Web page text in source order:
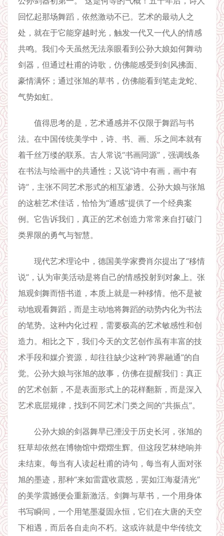
回忆起那场舞蹈，依然激动不已。艺术的最动人之
处，就在于它能穿越时光，触发一代又一代人的情感
共鸣。我们今天虽然无法亲眼看到公孙大娘如何舞动
剑器，但通过杜甫的诗歌，仿佛能感受到剑风拂面、
豪情满怀；通过张旭的草书，仿佛能看到笔走龙蛇、
气势如虹。
值得思考的是，艺术通感并不仅限于舞蹈与书
法。在中国传统美学中，诗、书、画、乐之间本就有
着千丝万缕的联系。古人常说“书画同源”，强调线条
在书法与绘画中的共通性；又说“诗中有画，画中有
诗”，主张不同艺术形式的相互渗透。公孙大娘与张旭
的这桩艺术佳话，恰恰为“通感”提供了一个经典案
例。它告诉我们，真正的艺术创造力常常来自打破门
类界限的勇气与智慧。
现代艺术理论中，德国美学家费肖尔提出了“移情
说”，认为审美活动是将自己的情感投射到对象上。张
旭观剑舞而悟书道，本质上就是一种移情。他不是被
动地观看舞蹈，而是主动地将舞蹈的动势内化为书法
的笔势。这种内化过程，需要极高的艺术敏感性和创
造力。相比之下，我们今天的文艺创作虽有丰富的技
术手段和媒介资源，却往往缺少这种“跨界融通”的自
觉。公孙大娘与张旭的故事，仿佛在提醒我们：真正
的艺术创新，不是表面形式上的花样翻新，而是深入
艺术底层规律，找到不同艺术门类之间的“共振点”。
公孙大娘的剑器舞早已湮没于历史长河，张旭的
狂草却依然在博物馆中熠熠生辉。但这段艺林绝响并
未结束。每当有人读起杜甫的诗句，每当有人面对张
旭的墨迹，那种“来如雷霆收震怒，罢如江海凝清光”
的美学震撼便会重新激活。剑舞与草书，一个用身体
书写瞬间，一个用笔墨凝固永恒，它们在大唐的天空
下相遇，而后各自走向不朽。这或许就是中华传统文